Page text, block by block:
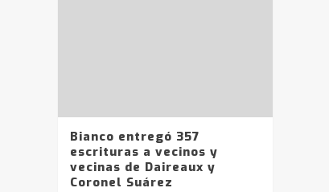
Bianco entregó 357
escrituras a vecinos y
vecinas de Daireaux y
Coronel Suárez